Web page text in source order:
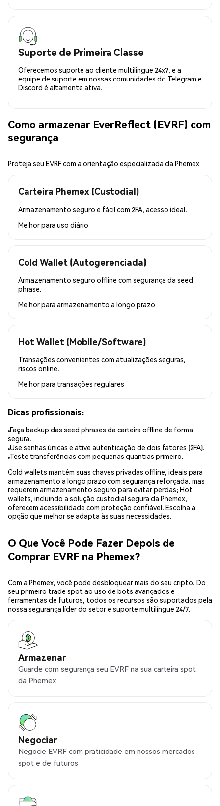
Suporte de Primeira Classe
Oferecemos suporte ao cliente multilingue 24x7, e a
equipe de suporte em nossas comunidades do Telegram e
Discord é altamente ativa.
Como armazenar EverReflect (EVRF) com
segurança
Proteja seu EVRF com a orientação especializada da Phemex
Carteira Phemex (Custodial)
Armazenamento seguro e fácil com 2FA, acesso ideal.
Melhor para uso diário
Cold Wallet (Autogerenciada)
Armazenamento seguro offline com segurança da seed
phrase.
Melhor para armazenamento a longo prazo
Hot Wallet (Mobile/Software)
Transações convenientes com atualizações seguras,
riscos online.
Melhor para transações regulares
Dicas profissionais:
Faça backup das seed phrases da carteira offline de forma
segura.
Use senhas únicas e ative autenticação de dois fatores (2FA).
Teste transferências com pequenas quantias primeiro.
Cold wallets mantêm suas chaves privadas offline, ideais para
armazenamento a longo prazo com segurança reforçada, mas
requerem armazenamento seguro para evitar perdas; Hot
wallets, incluindo a solução custodial segura da Phemex,
oferecem acessibilidade com proteção confiável. Escolha a
opção que melhor se adapta às suas necessidades.
O Que Você Pode Fazer Depois de
Comprar EVRF na Phemex?
Com a Phemex, você pode desbloquear mais do seu cripto. Do
seu primeiro trade spot ao uso de bots avançados e
ferramentas de futuros, todos os recursos são suportados pela
nossa segurança líder do setor e suporte multilíngue 24/7.
Armazenar
Guarde com segurança seu EVRF na sua carteira spot
da Phemex
Negociar
Negocie EVRF com praticidade em nossos mercados
spot e de futuros